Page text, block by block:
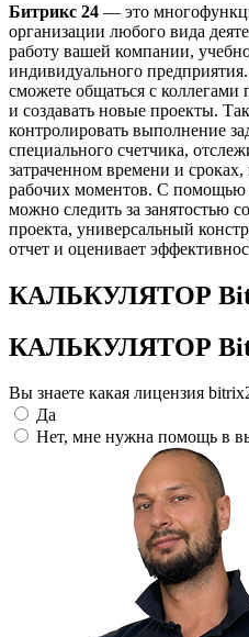
Битрикс 24 — это
организации любого вида
работу вашей компании,
индивидуального
сможете общаться с коллегами
и создавать новые проекты.
контролировать выполнение
специального счетчика,
затраченном времени и
рабочих моментов. С помощью
можно следить за занятостью
проекта, универсальный
отчет и оценивает
КАЛЬКУЛЯТОР
КАЛЬКУЛЯТОР
Вы знаете какая лицензия
Да
Нет, мне нужна помощь в